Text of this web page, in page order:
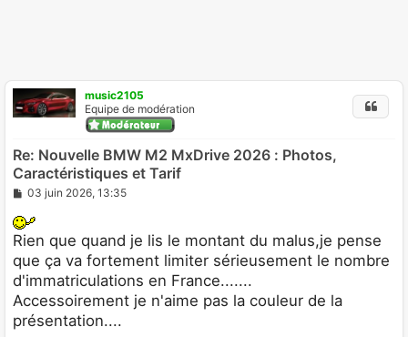
music2105
Equipe de modération
Re: Nouvelle BMW M2 MxDrive 2026 : Photos,
Caractéristiques et Tarif
M
s
s
a
g
e
03 juin 2026, 13:35
Rien que quand je lis le montant du malus,je pense
que ça va fortement limiter sérieusement le nombre
d'immatriculations en France.......
Accessoirement je n'aime pas la couleur de la
présentation....